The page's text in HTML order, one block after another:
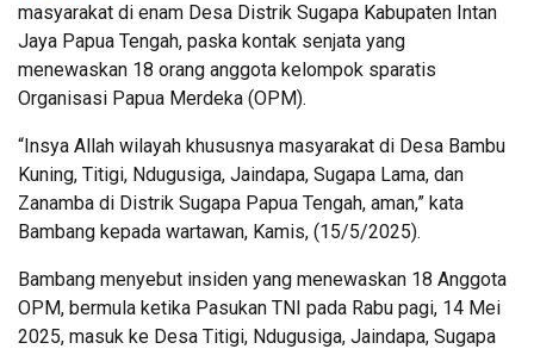
masyarakat di enam Desa Distrik Sugapa Kabupaten Intan
Jaya Papua Tengah, paska kontak senjata yang
menewaskan 18 orang anggota kelompok sparatis
Organisasi Papua Merdeka (OPM).
“Insya Allah wilayah khususnya masyarakat di Desa Bambu
Kuning, Titigi, Ndugusiga, Jaindapa, Sugapa Lama, dan
Zanamba di Distrik Sugapa Papua Tengah, aman,” kata
Bambang kepada wartawan, Kamis, (15/5/2025).
Bambang menyebut insiden yang menewaskan 18 Anggota
OPM, bermula ketika Pasukan TNI pada Rabu pagi, 14 Mei
2025, masuk ke Desa Titigi, Ndugusiga, Jaindapa, Sugapa